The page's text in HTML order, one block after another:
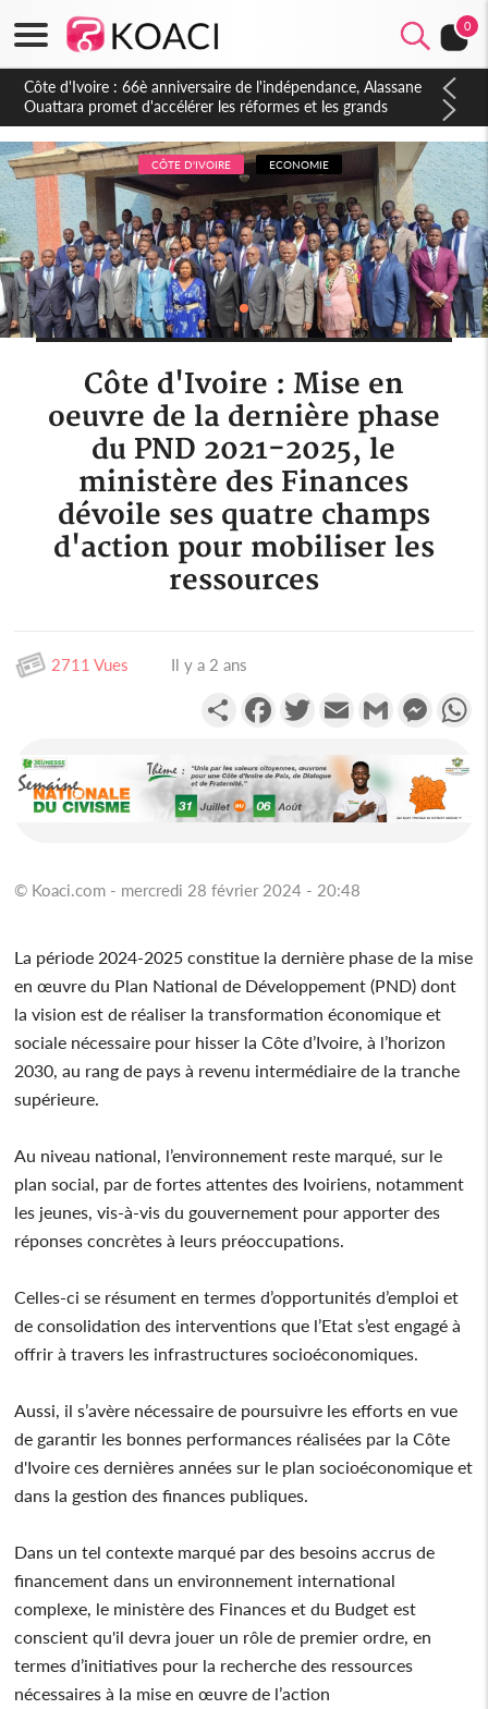
0
Côte d'Ivoire : À Abidjan, Amadou Oury Bah admire le modèle
ivoirien et veut s'en inspirer pour accélérer le développement
de la Guinée
CÔTE D'IVOIRE ECONOMIE
Côte d'Ivoire : Mise en
oeuvre de la dernière phase
du PND 2021-2025, le
ministère des Finances
dévoile ses quatre champs
d'action pour mobiliser les
ressources
2711 Vues Il y a 2 ans
PartagerFacebookTwitterEmail Gmail
© Koaci.com - mercredi 28 février 2024 - 20:48
La période 2024-2025 constitue la dernière phase de la mise
en œuvre du Plan National de Développement (PND) dont
la vision est de réaliser la transformation économique et
sociale nécessaire pour hisser la Côte d’Ivoire, à l’horizon
2030, au rang de pays à revenu intermédiaire de la tranche
supérieure.
Au niveau national, l’environnement reste marqué, sur le
plan social, par de fortes attentes des Ivoiriens, notamment
les jeunes, vis-à-vis du gouvernement pour apporter des
réponses concrètes à leurs préoccupations.
Celles-ci se résument en termes d’opportunités d’emploi et
de consolidation des interventions que l’Etat s’est engagé à
offrir à travers les infrastructures socioéconomiques.
Aussi, il s’avère nécessaire de poursuivre les efforts en vue
de garantir les bonnes performances réalisées par la Côte
d'Ivoire ces dernières années sur le plan socioéconomique et
dans la gestion des finances publiques.
Dans un tel contexte marqué par des besoins accrus de
financement dans un environnement international
complexe, le ministère des Finances et du Budget est
conscient qu'il devra jouer un rôle de premier ordre, en
termes d’initiatives pour la recherche des ressources
nécessaires à la mise en œuvre de l’action